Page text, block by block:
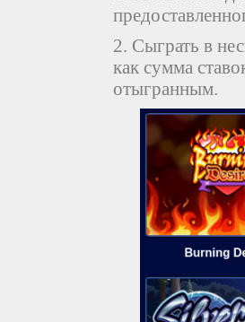
2. Сыграть в
как сумма
отыгранным.